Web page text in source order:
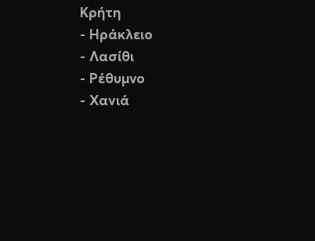
Κρήτη
- Ηράκλειο
- Λασίθι
- Ρέθυμνο
- Χανιά